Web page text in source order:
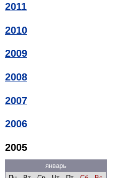
2011
2010
2009
2008
2007
2006
2005
январь